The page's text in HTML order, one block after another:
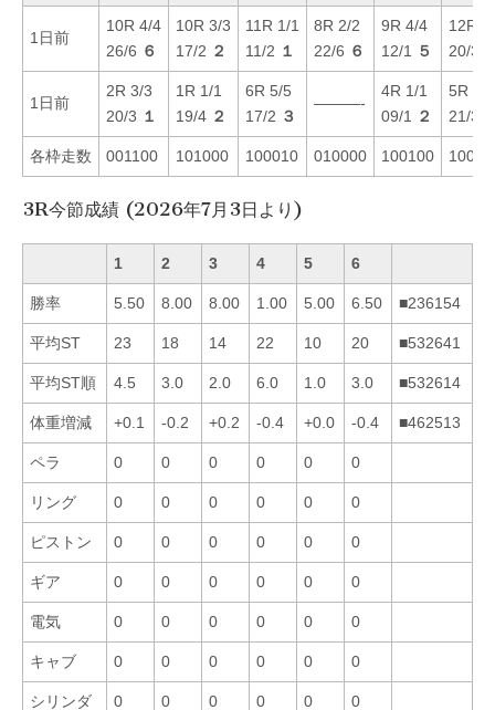
1日前
10R 4/4
26/6 ６
10R 3/3
17/2 ２
11R 1/1
11/2 １
8R 2/2
22/6 ６
9R 4/4
12/1
５
12R
20/3
1日前
2R 3/3
20/3 １
1R 1/1
19/4 ２
6R 5/5
17/2 ３
———-
4R 1/1
09/1
２
5R 1/1
21/3
各枠走数 001100 101000 100010 010000 100100
3R今節成績 (2026年7月3日より)
1 2 3 4 5 6
勝率 5.50 8.00 8.00 1.00 5.00 6.50 ■236154
平均ST 23 18 14 22 10 20 ■532641
平均ST順 4.5 3.0 2.0 6.0 1.0 3.0 ■532614
体重増減 +0.1 -0.2 +0.2 -0.4 +0.0 -0.4 ■462513
ペラ 0 0 0 0 0 0
リング 0 0 0 0 0 0
ピストン 0 0 0 0 0 0
ギア 0 0 0 0 0 0
電気 0 0 0 0 0 0
キャブ 0 0 0 0 0 0
シリンダ 0 0 0 0 0 0